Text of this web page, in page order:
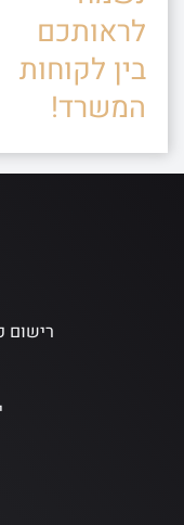
לראותכם
בין לקוחות
המשרד!
רישום